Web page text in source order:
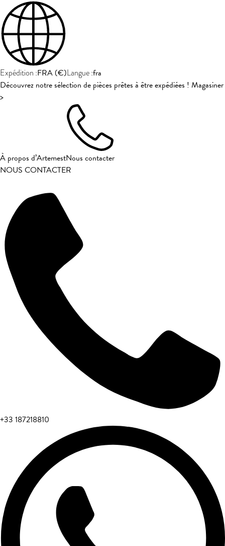
Expédition :FRA (€)Langue :fra
Découvrez notre sélection de pièces prêtes à être expédiées ! Magasiner
>
À propos d’ArtemestNous contacter
NOUS CONTACTER
+33 187218810